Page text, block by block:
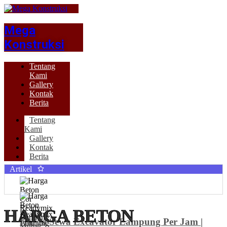
Mega
Konstruksi
Tentang
Kami
Gallery
Kontak
Berita
Tentang
Kami
Gallery
Kontak
Berita
Artikel
Harga Sewa Excavator Lampung Per Jam |
HARGA BETON